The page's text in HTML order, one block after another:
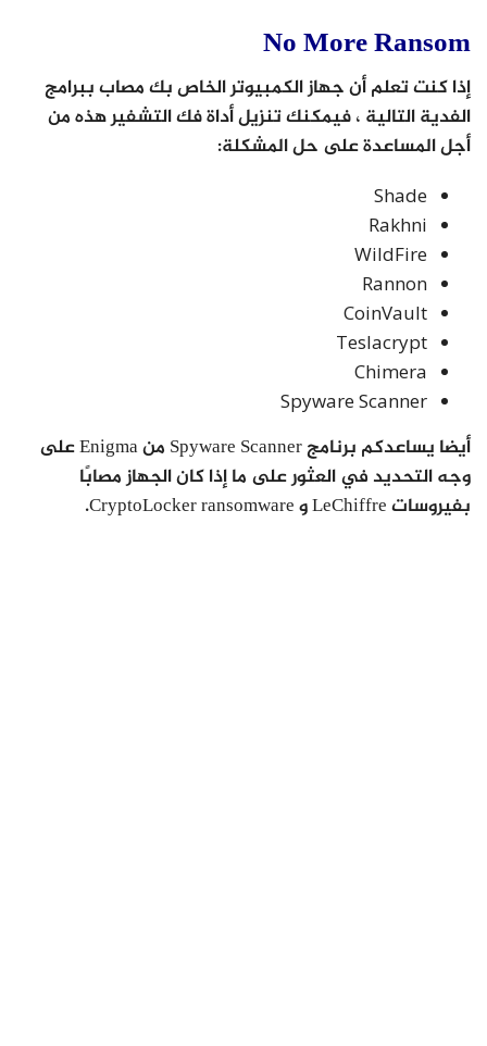
No More Ransom
إذا كنت تعلم أن جهاز الكمبيوتر الخاص بك مصاب ببرامج
الفدية التالية ، فيمكنك تنزيل أداة فك التشفير هذه من
أجل المساعدة على حل المشكلة:
Shade
Rakhni
WildFire
Rannon
CoinVault
Teslacrypt
Chimera
Spyware Scanner
أيضا يساعدكم برنامج Spyware Scanner من Enigma على
وجه التحديد في العثور على ما إذا كان الجهاز مصابًا
بفيروسات LeChiffre و CryptoLocker ransomware.